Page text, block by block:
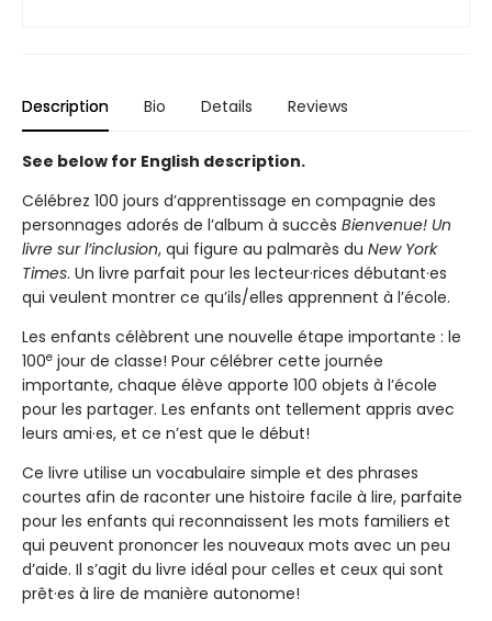
Description Bio Details Reviews
See below for English description.
Célébrez 100 jours d’apprentissage en compagnie des
personnages adorés de l’album à succès Bienvenue! Un
livre sur l’inclusion, qui figure au palmarès du New York
Times. Un livre parfait pour les lecteur·rices débutant·es
qui veulent montrer ce qu’ils/elles apprennent à l’école.
Les enfants célèbrent une nouvelle étape importante : le
100e jour de classe! Pour célébrer cette journée
importante, chaque élève apporte 100 objets à l’école
pour les partager. Les enfants ont tellement appris avec
leurs ami·es, et ce n’est que le début!
Ce livre utilise un vocabulaire simple et des phrases
courtes afin de raconter une histoire facile à lire, parfaite
pour les enfants qui reconnaissent les mots familiers et
qui peuvent prononcer les nouveaux mots avec un peu
d’aide. Il s’agit du livre idéal pour celles et ceux qui sont
prêt·es à lire de manière autonome!